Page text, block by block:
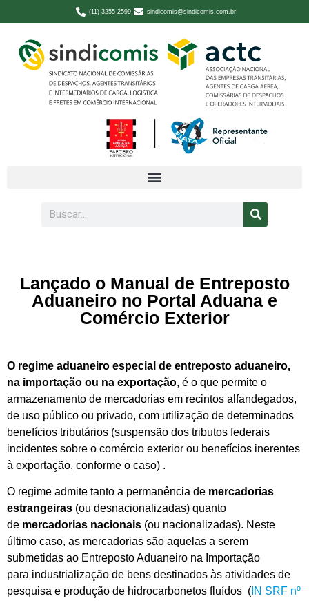
(11) 3255-2599 sindicomis@sindicomis.com.br
Lançado o Manual de Entreposto
Aduaneiro no Portal Aduana e
Comércio Exterior
O regime aduaneiro especial de entreposto aduaneiro,
na importação ou na exportação, é o que permite o
armazenamento de mercadorias em recintos alfandegados,
de uso público ou privado, com utilização de determinados
benefícios tributários (suspensão dos tributos federais
incidentes sobre o comércio exterior ou benefícios inerentes
à exportação, conforme o caso) .
O regime admite tanto a permanência de mercadorias
estrangeiras (ou desnacionalizadas) quanto
de mercadorias nacionais (ou nacionalizadas). Neste
último caso, as mercadorias são aquelas a serem
submetidas ao Entreposto Aduaneiro na Importação
para industrialização de bens destinados às atividades de
pesquisa e produção de hidrocarbonetos fluídos ( IN SRF nº